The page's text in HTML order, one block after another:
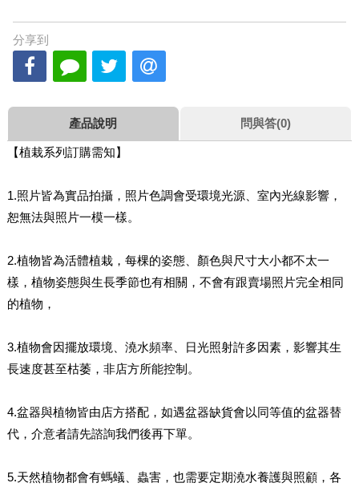
分享到
產品說明 問與答(0)
【植栽系列訂購需知】
1.照片皆為實品拍攝，照片色調會受環境光源、室內光線影響，
恕無法與照片一模一樣。
2.植物皆為活體植栽，每棵的姿態、顏色與尺寸大小都不太一
樣，植物姿態與生長季節也有相關，不會有跟賣場照片完全相同
的植物，
3.植物會因擺放環境、澆水頻率、日光照射許多因素，影響其生
長速度甚至枯萎，非店方所能控制。
4.盆器與植物皆由店方搭配，如遇盆器缺貨會以同等值的盆器替
代，介意者請先諮詢我們後再下單。
5.天然植物都會有螞蟻、蟲害，也需要定期澆水養護與照顧，各